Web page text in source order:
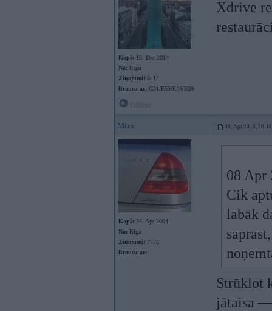
Kopš: 13. Dec 2014
No: Rīga
Ziņojumi: 8414
Braucu ar: G31/E53/E46/E39
Xdrive
Mizx 08. Apr 2018, 20:18
Kopš: 26. Apr 2004
No: Rīga
Ziņojumi: 7778
Braucu ar:
08 Apr
Cik
labāk
Strūklot
jātaisa —